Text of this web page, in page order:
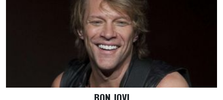
BON JOVI